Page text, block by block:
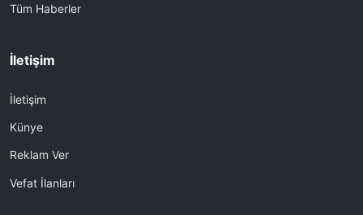
Tüm Haberler
İletişim
İletişim
Künye
Reklam Ver
Vefat İlanları